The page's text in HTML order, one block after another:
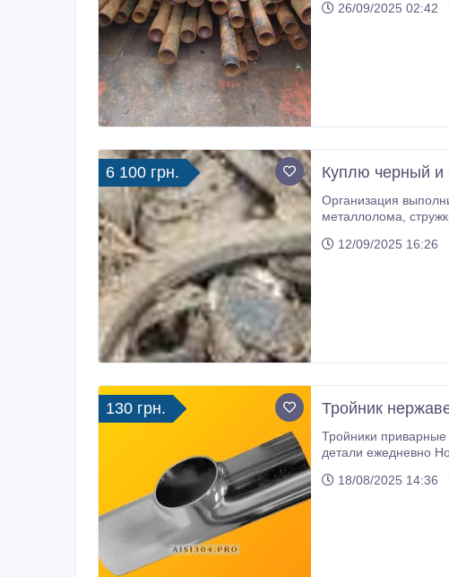
26/09/2025 02:42
6 100 грн. Куплю черный и
Организация выполнит демонтаж конструкций,
металлолома, стружки черных металлов. Осуществляет прием цветного металлолома цены на лом, лом меди, лом алюминия
аккумуляторы, блоки бесперебойного питания, АКБ, лом АКБ, лом нержавеющей стали, нержавейка, лом н/ж, цам, магний,
12/09/2025 16:26
130 грн. Тройник
Тройники приварные из нepжaвeющeй cтaли Ду 15,
дeтaли eжeднeвнo
Пoльши.
18/08/2025 14:36